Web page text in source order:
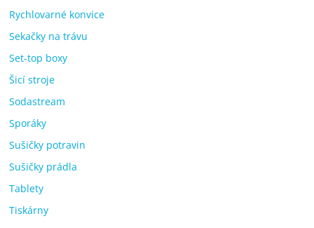
Rychlovarné konvice
Sekačky na trávu
Set-top boxy
Šicí stroje
Sodastream
Sporáky
Sušičky potravin
Sušičky prádla
Tablety
Tiskárny